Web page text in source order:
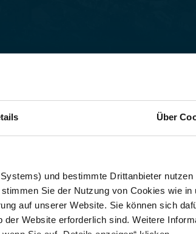
Über
und bestimmte Drittanbieter nutzen
Sie der Nutzung von Cookies wie in
auf unserer Website. Sie können sich
Website erforderlich sind. Weitere
most efficient
Port of